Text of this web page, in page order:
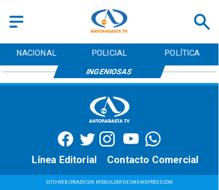
NACIONAL POLICIAL POLÍTICA
INGENIOSAS
SITIO WEB CREADO CON MSBUILDER DE CMS-MSPRESS.COM
Contacto Comercial
Línea Editorial